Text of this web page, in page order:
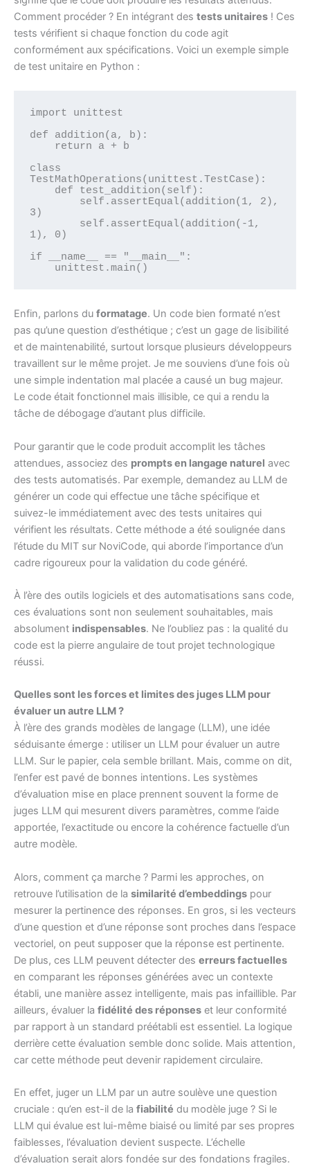
Comment procéder ? En intégrant des tests unitaires ! Ces
tests vérifient si chaque fonction du code agit
conformément aux spécifications. Voici un exemple simple
de test unitaire en Python :
import unittest
def addition(a, b):
class
TestMathOperations(unittest.TestCase):
3)
1), 0)
if __name__ == "__main__":
    unittest.main()
Enfin, parlons du formatage. Un code bien formaté n’est
pas qu’une question d’esthétique ; c’est un gage de lisibilité
et de maintenabilité, surtout lorsque plusieurs développeurs
travaillent sur le même projet. Je me souviens d’une fois où
une simple indentation mal placée a causé un bug majeur.
Le code était fonctionnel mais illisible, ce qui a rendu la
tâche de débogage d’autant plus difficile.
Pour garantir que le code produit accomplit les tâches
attendues, associez des prompts en langage naturel avec
des tests automatisés. Par exemple, demandez au LLM de
générer un code qui effectue une tâche spécifique et
suivez-le immédiatement avec des tests unitaires qui
vérifient les résultats. Cette méthode a été soulignée dans
l’étude du MIT sur NoviCode, qui aborde l’importance d’un
cadre rigoureux pour la validation du code généré.
À l’ère des outils logiciels et des automatisations sans code,
ces évaluations sont non seulement souhaitables, mais
absolument indispensables. Ne l’oubliez pas : la qualité du
code est la pierre angulaire de tout projet technologique
réussi.
Quelles sont les forces et limites des juges LLM pour
évaluer un autre LLM ?
À l’ère des grands modèles de langage (LLM), une idée
séduisante émerge : utiliser un LLM pour évaluer un autre
LLM. Sur le papier, cela semble brillant. Mais, comme on dit,
l’enfer est pavé de bonnes intentions. Les systèmes
d’évaluation mise en place prennent souvent la forme de
juges LLM qui mesurent divers paramètres, comme l’aide
apportée, l’exactitude ou encore la cohérence factuelle d’un
autre modèle.
Alors, comment ça marche ? Parmi les approches, on
retrouve l’utilisation de la similarité d’embeddings pour
mesurer la pertinence des réponses. En gros, si les vecteurs
d’une question et d’une réponse sont proches dans l’espace
vectoriel, on peut supposer que la réponse est pertinente.
De plus, ces LLM peuvent détecter des erreurs factuelles
en comparant les réponses générées avec un contexte
établi, une manière assez intelligente, mais pas infaillible. Par
ailleurs, évaluer la fidélité des réponses et leur conformité
par rapport à un standard préétabli est essentiel. La logique
derrière cette évaluation semble donc solide. Mais attention,
car cette méthode peut devenir rapidement circulaire.
En effet, juger un LLM par un autre soulève une question
cruciale : qu’en est-il de la fiabilité du modèle juge ? Si le
LLM qui évalue est lui-même biaisé ou limité par ses propres
faiblesses, l’évaluation devient suspecte. L’échelle
d’évaluation serait alors fondée sur des fondations fragiles.